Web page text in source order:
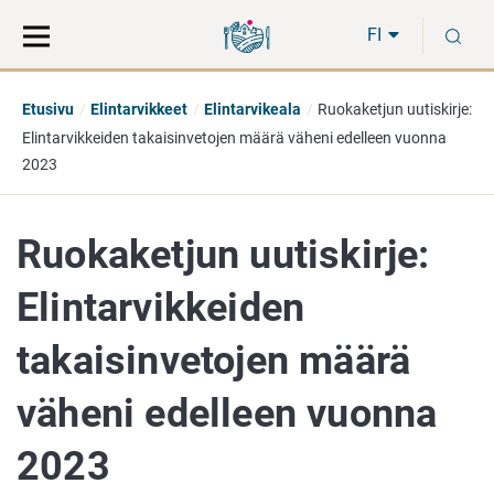
suoraan
sisältöön
koko
sivuston
FI
Etusivu Elintarvikkeet Elintarvikeala
Ruokaketjun uutiskirje:
Elintarvikkeiden takaisinvetojen määrä väheni edelleen vuonna
2023
Ruokaketjun uutiskirje:
Elintarvikkeiden
takaisinvetojen määrä
väheni edelleen vuonna
2023